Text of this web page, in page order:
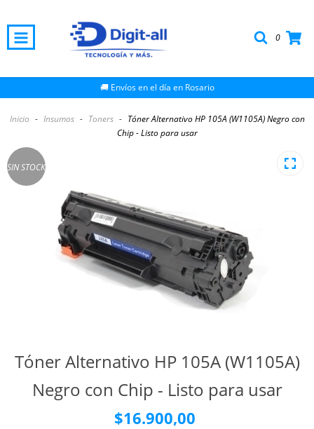
0
🚚 Envíos en el día en Rosario
Inicio - Insumos - Toners - Tóner Alternativo HP 105A (W1105A) Negro con
Chip - Listo para usar
SIN STOCK
Tóner Alternativo HP 105A (W1105A)
Negro con Chip - Listo para usar
$16.900,00